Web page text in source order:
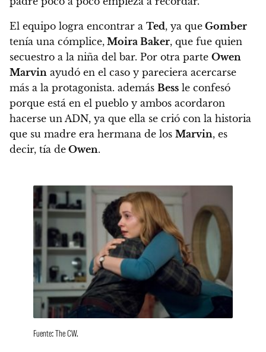
El equipo logra encontrar a Ted, ya que Gomber
tenía una cómplice, Moira Baker, que fue quien
secuestro a la niña del bar. Por otra parte Owen
Marvin ayudó en el caso y pareciera acercarse
más a la protagonista. además Bess le confesó
porque está en el pueblo y ambos acordaron
hacerse un ADN, ya que ella se crió con la historia
que su madre era hermana de los Marvin, es
decir, tía de Owen.
Fuente: The CW.